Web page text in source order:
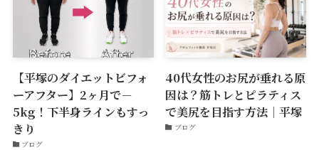
【平塚のダイエットビフォ
ーアフター】2ヶ月で－
5kg！下半身ラインもすっ
きり
ブログ
40代女性のお尻が垂れる原
因は？筋トレとピラティス
で美尻を目指す方法｜平塚
ブログ